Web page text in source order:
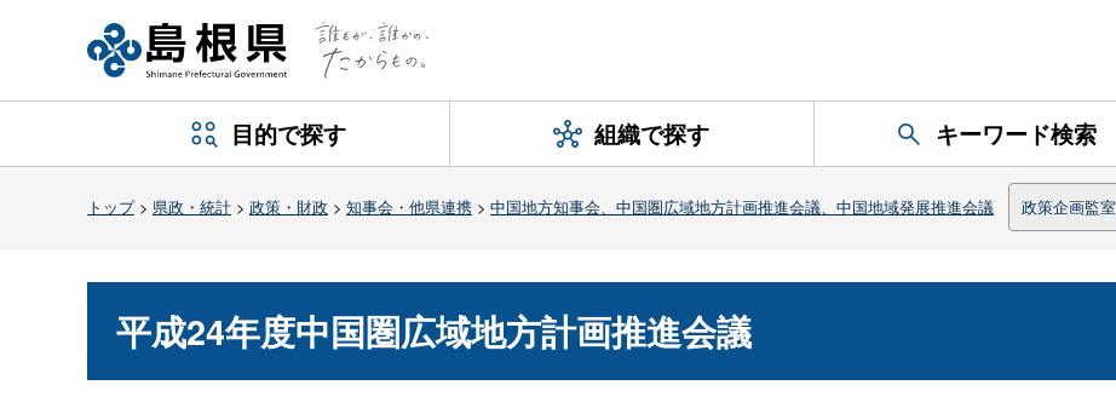
目的で探す 組織で探す キーワード検索
トップ> 県政・統計 > 政策・財政 > 知事会・他県連携 > 中国地方知事会、中国圏広域地方計画推進会議、中国地域発展推進会議 政策企画監室
平成24年度中国圏広域地方計画推進会議